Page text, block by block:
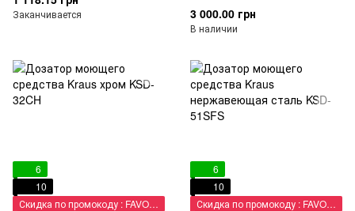
Заканчивается 3 000.00 грн
В наличии
6
10
Скидка по промокоду : FAVORIT
6
10
Скидка по промокоду : FAVORIT